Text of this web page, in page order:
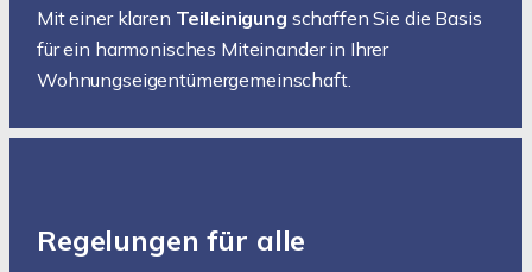
Mit einer klaren Teileinigung schaffen Sie die Basis
für ein harmonisches Miteinander in Ihrer
Wohnungseigentümergemeinschaft.
Regelungen für alle